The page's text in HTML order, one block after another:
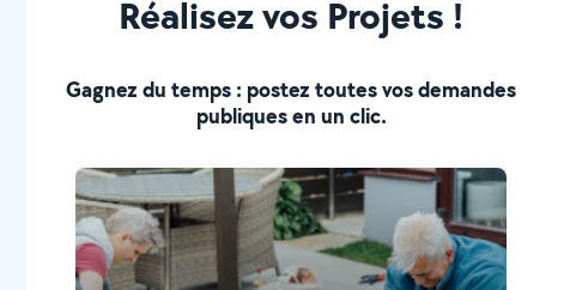
Réalisez vos Projets !
Gagnez du temps : postez toutes vos demandes
publiques en un clic.